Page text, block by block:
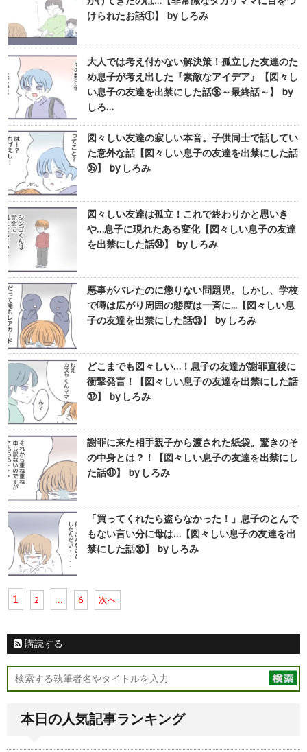
けられたお話①】 by しろみ
大人では考え付かない解決策！孤立した友達のた
め息子が考え出した『素敵なアイデア』【図々し
い息子の友達を出禁にした話㊱～最終話～】 by
しろ…
図々しい友達の寂しい本音。子供同士で話してい
た意外な話【図々しい息子の友達を出禁にした話
㉟】 by しろみ
図々しい友達は孤立！これで終わりかと思いき
や…息子に現れたある変化【図々しい息子の友達
を出禁にした話㉞】 by しろみ
悪事がバレたのに懲りない問題児。しかし、学校
で噂は広がり周囲の態度は一斉に...【図々しい息
子の友達を出禁にした話㉝】 by しろみ
どこまでも図々しい…！息子の友達が謝罪直後に
衝撃発言！【図々しい息子の友達を出禁にした話
㉜】 by しろみ
謝罪に来た相手親子から渡された紙袋。驚きのそ
の中身とは？！【図々しい息子の友達を出禁にし
た話㉛】 by しろみ
「買ってくれたら盗らなかった！」息子のとんで
もない言い分に母は…【図々しい息子の友達を出
禁にした話㉚】 by しろみ
1 2 … 6 次へ
購読する
本日の人気記事ランキング